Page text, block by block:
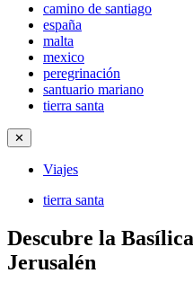
camino de santiago
españa
malta
mexico
peregrinación
santuario mariano
tierra santa
✕
Viajes
tierra santa
Descubre la
Jerusalén